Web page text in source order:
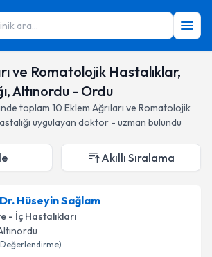
ara...
ve Romatolojik Hastalıklar,
Altınordu - Ordu
toplam 10 Eklem Ağrıları ve Romatolojik
uygulayan doktor - uzman bulundu
Akıllı Sıralama
Hüseyin Sağlam
- İç Hastalıkları
Değerlendirme)